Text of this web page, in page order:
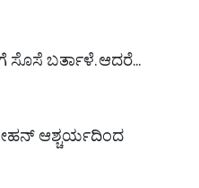
ಬರ್ತಾಳೆ. ಆದರೆ...
ಆಶ್ಚರ್ಯದಿಂದ